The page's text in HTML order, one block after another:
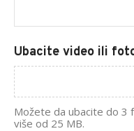
Ubacite video ili
Možete da ubacite do 3
više od 25 MB.